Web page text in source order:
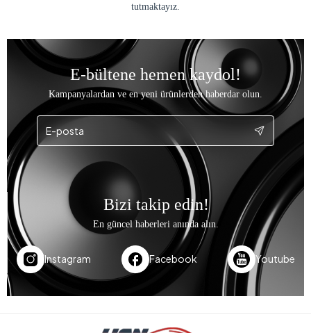
tutmaktayız.
E-bültene hemen kaydol!
Kampanyalardan ve en yeni ürünlerden haberdar olun.
Bizi takip edin!
En güncel haberleri anında alın.
Instagram Facebook Youtube